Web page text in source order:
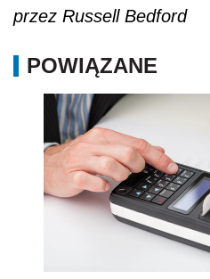
przez Russell Bedford
POWIĄZANE